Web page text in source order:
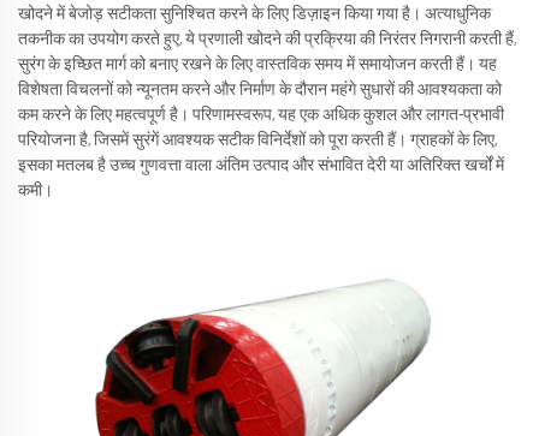
खोदने में बेजोड़ सटीकता सुनिश्चित करने के लिए डिज़ाइन किया गया है। अत्याधुनिक
तकनीक का उपयोग करते हुए, ये प्रणाली खोदने की प्रक्रिया की निरंतर निगरानी करती हैं,
सुरंग के इच्छित मार्ग को बनाए रखने के लिए वास्तविक समय में समायोजन करती हैं। यह
विशेषता विचलनों को न्यूनतम करने और निर्माण के दौरान महंगे सुधारों की आवश्यकता को
कम करने के लिए महत्वपूर्ण है। परिणामस्वरूप, यह एक अधिक कुशल और लागत-प्रभावी
परियोजना है, जिसमें सुरंगें आवश्यक सटीक विनिर्देशों को पूरा करती हैं। ग्राहकों के लिए,
इसका मतलब है उच्च गुणवत्ता वाला अंतिम उत्पाद और संभावित देरी या अतिरिक्त खर्चों में
कमी।